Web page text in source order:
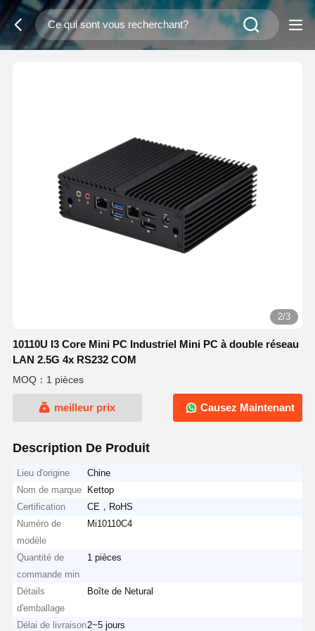
2/3
10110U I3 Core Mini PC Industriel Mini PC à double réseau
LAN 2.5G 4x RS232 COM
MOQ：1 pièces
meilleur prix Causez Maintenant
Description De Produit
Lieu d'origine
Chine
Nom de marque
Kettop
Certification
CE，RoHS
Numéro de
modèle
Mi10110C4
Quantité de
commande min
1 pièces
Détails
d'emballage
Boîte de Netural
Délai de livraison2~5 jours